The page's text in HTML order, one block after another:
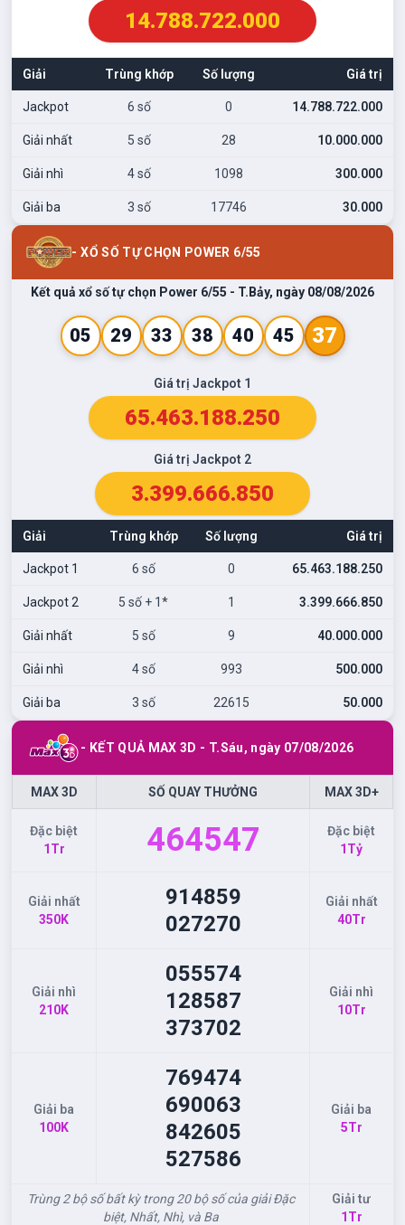
14.788.722.000
Giải Trùng khớp Số lượng Giá trị
Jackpot 6 số 0 14.788.722.000
Giải nhất 5 số 28 10.000.000
Giải nhì 4 số 1098 300.000
Giải ba 3 số 17746 30.000
- XỔ SỐ TỰ CHỌN POWER 6/55
Kết quả xổ số tự chọn Power 6/55 - T.Bảy, ngày 08/08/2026
05 29 33 38 40 45 37
Giá trị Jackpot 1
65.463.188.250
Giá trị Jackpot 2
3.399.666.850
Giải Trùng khớp Số lượng Giá trị
Jackpot 1 6 số 0 65.463.188.250
Jackpot 2 5 số + 1* 1 3.399.666.850
Giải nhất 5 số 9 40.000.000
Giải nhì 4 số 993 500.000
Giải ba 3 số 22615 50.000
- KẾT QUẢ MAX 3D - T.Sáu, ngày 07/08/2026
MAX 3D SỐ QUAY THƯỞNG MAX 3D+
Đặc biệt
1Tr
464547
Đặc biệt
1Tỷ
Giải nhất
350K
914859
027270
Giải nhất
40Tr
Giải nhì
210K
055574
128587
373702
Giải nhì
10Tr
Giải ba
100K
769474
690063
842605
527586
Giải ba
5Tr
Trùng 2 bộ số bất kỳ trong 20 bộ số của giải Đặc
biệt, Nhất, Nhì, và Ba
Giải tư
1Tr